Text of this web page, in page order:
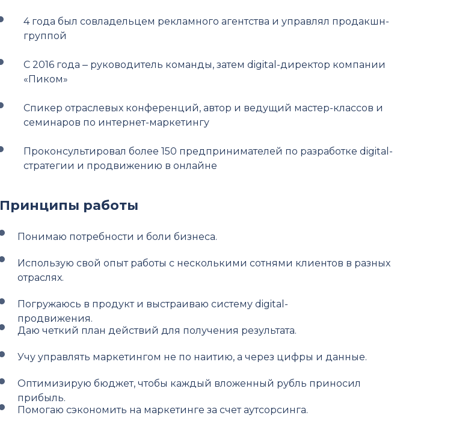
Понимаю потребности и боли бизнеса.
Использую свой опыт работы с несколькими сотнями клиентов в разных
отраслях.
Погружаюсь в продукт и выстраиваю систему digital-
продвижения.
Принципы работы
4 года был совладельцем рекламного агентства и управлял продакшн-
группой
С 2016 года ‒ руководитель команды, затем digital-директор компании
«Пиком»
Спикер отраслевых конференций, автор и ведущий мастер-классов и
семинаров по интернет-маркетингу
Проконсультировал более 150 предпринимателей по разработке digital-
стратегии и продвижению в онлайне
Даю четкий план действий для получения результата.
Учу управлять маркетингом не по наитию, а через цифры и данные.
Оптимизирую бюджет, чтобы каждый вложенный рубль приносил
прибыль.
Помогаю сэкономить на маркетинге за счет аутсорсинга.